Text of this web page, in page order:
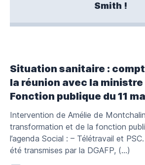
Smith !
Situation sanitaire :
la réunion avec la ministre
Fonction publique du 11
Intervention de Amélie de
transformation et de la fonction
l’agenda Social : – Télétravail et
été transmises par la DGAFP, (…)